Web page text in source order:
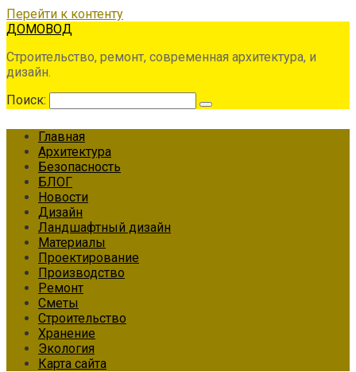
Перейти к контенту
ДОМОВОД
Строительство, ремонт, современная архитектура, и
дизайн.
Поиск:
Главная
Архитектура
Безопасность
БЛОГ
Новости
Дизайн
Ландшафтный дизайн
Материалы
Проектирование
Производство
Ремонт
Сметы
Строительство
Хранение
Экология
Карта сайта